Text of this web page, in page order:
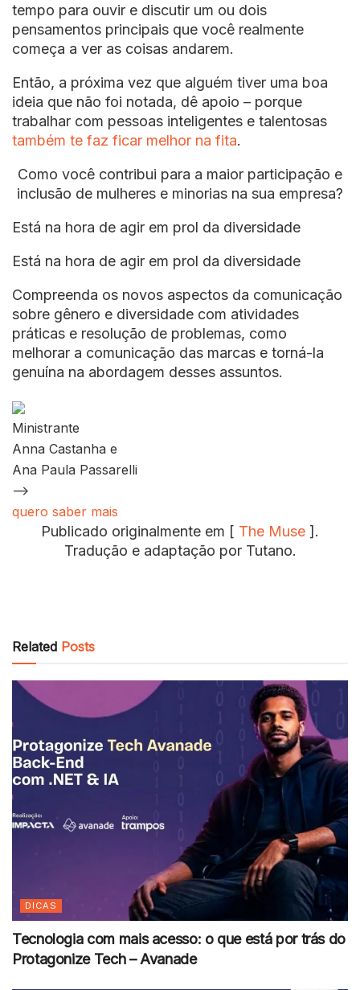
tempo para ouvir e discutir um ou dois
pensamentos principais que você realmente
começa a ver as coisas andarem.
Então, a próxima vez que alguém tiver uma boa
ideia que não foi notada, dê apoio – porque
trabalhar com pessoas inteligentes e talentosas
também te faz ficar melhor na fita.
Como você contribui para a maior participação e
inclusão de mulheres e minorias na sua empresa?
Está na hora de agir em prol da diversidade
Está na hora de agir em prol da diversidade
Compreenda os novos aspectos da comunicação
sobre gênero e diversidade com atividades
práticas e resolução de problemas, como
melhorar a comunicação das marcas e torná-la
genuína na abordagem desses assuntos.
Ministrante
Anna Castanha e
Ana Paula Passarelli
–>
quero saber mais
Publicado originalmente em [ The Muse ].
Tradução e adaptação por Tutano.
Related Posts
DICAS
Tecnologia com mais acesso: o que está por trás do
Protagonize Tech – Avanade